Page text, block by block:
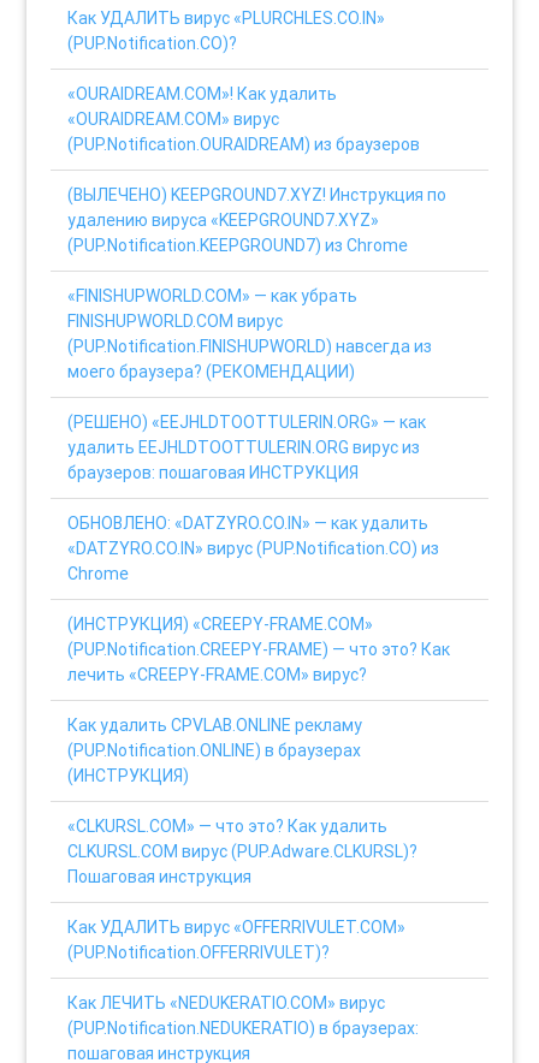
Как УДАЛИТЬ вирус «PLURCHLES.CO.IN»
(PUP.Notification.CO)?
«OURAIDREAM.COM»! Как удалить
«OURAIDREAM.COM» вирус
(PUP.Notification.OURAIDREAM) из браузеров
(ВЫЛЕЧЕНО) KEEPGROUND7.XYZ! Инструкция по
удалению вируса «KEEPGROUND7.XYZ»
(PUP.Notification.KEEPGROUND7) из Chrome
«FINISHUPWORLD.COM» — как убрать
FINISHUPWORLD.COM вирус
(PUP.Notification.FINISHUPWORLD) навсегда из
моего браузера? (РЕКОМЕНДАЦИИ)
(РЕШЕНО) «EEJHLDTOOTTULERIN.ORG» — как
удалить EEJHLDTOOTTULERIN.ORG вирус из
браузеров: пошаговая ИНСТРУКЦИЯ
ОБНОВЛЕНО: «DATZYRO.CO.IN» — как удалить
«DATZYRO.CO.IN» вирус (PUP.Notification.CO) из
Chrome
(ИНСТРУКЦИЯ) «CREEPY-FRAME.COM»
(PUP.Notification.CREEPY-FRAME) — что это? Как
лечить «CREEPY-FRAME.COM» вирус?
Как удалить CPVLAB.ONLINE рекламу
(PUP.Notification.ONLINE) в браузерах
(ИНСТРУКЦИЯ)
«CLKURSL.COM» — что это? Как удалить
CLKURSL.COM вирус (PUP.Adware.CLKURSL)?
Пошаговая инструкция
Как УДАЛИТЬ вирус «OFFERRIVULET.COM»
(PUP.Notification.OFFERRIVULET)?
Как ЛЕЧИТЬ «NEDUKERATIO.COM» вирус
(PUP.Notification.NEDUKERATIO) в браузерах:
пошаговая инструкция